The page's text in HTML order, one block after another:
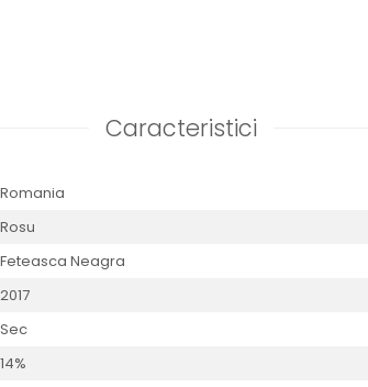
Caracteristici
Romania
Rosu
Feteasca Neagra
2017
Sec
14%